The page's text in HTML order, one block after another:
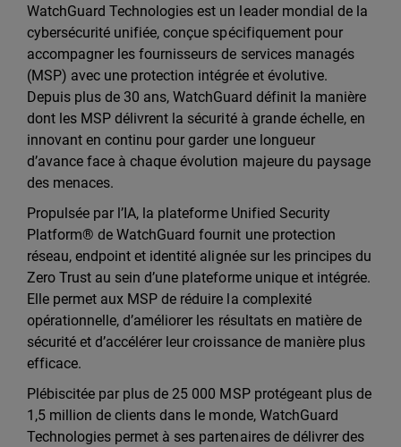
WatchGuard Technologies est un leader mondial de la
cybersécurité unifiée, conçue spécifiquement pour
accompagner les fournisseurs de services managés
(MSP) avec une protection intégrée et évolutive.
Depuis plus de 30 ans, WatchGuard définit la manière
dont les MSP délivrent la sécurité à grande échelle, en
innovant en continu pour garder une longueur
d’avance face à chaque évolution majeure du paysage
des menaces.
Propulsée par l’IA, la plateforme Unified Security
Platform® de WatchGuard fournit une protection
réseau, endpoint et identité alignée sur les principes du
Zero Trust au sein d’une plateforme unique et intégrée.
Elle permet aux MSP de réduire la complexité
opérationnelle, d’améliorer les résultats en matière de
sécurité et d’accélérer leur croissance de manière plus
efficace.
Plébiscitée par plus de 25 000 MSP protégeant plus de
1,5 million de clients dans le monde, WatchGuard
Technologies permet à ses partenaires de délivrer des